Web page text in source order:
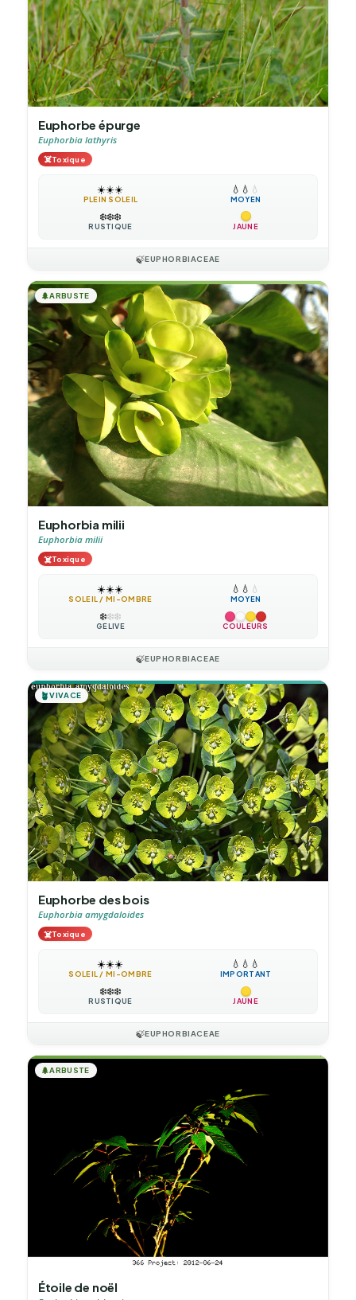
Euphorbe épurge
Euphorbia lathyris
☠️Toxique
☀️☀️☀️
PLEIN SOLEIL
💧 💧 💧
MOYEN
❄️❄️❄️
RUSTIQUE JAUNE
🍃EUPHORBIACEAE
🌲ARBUSTE
Euphorbia milii
Euphorbia milii
☠️Toxique
☀️☀️☀️
SOLEIL / MI-OMBRE
💧 💧 💧
MOYEN
❄️❄️❄️
GÉLIVE COULEURS
🍃EUPHORBIACEAE
🪴VIVACE
Euphorbe des bois
Euphorbia amygdaloides
☠️Toxique
☀️☀️☀️
SOLEIL / MI-OMBRE
💧 💧 💧
IMPORTANT
❄️❄️❄️
RUSTIQUE JAUNE
🍃EUPHORBIACEAE
🌲ARBUSTE
Étoile de noël